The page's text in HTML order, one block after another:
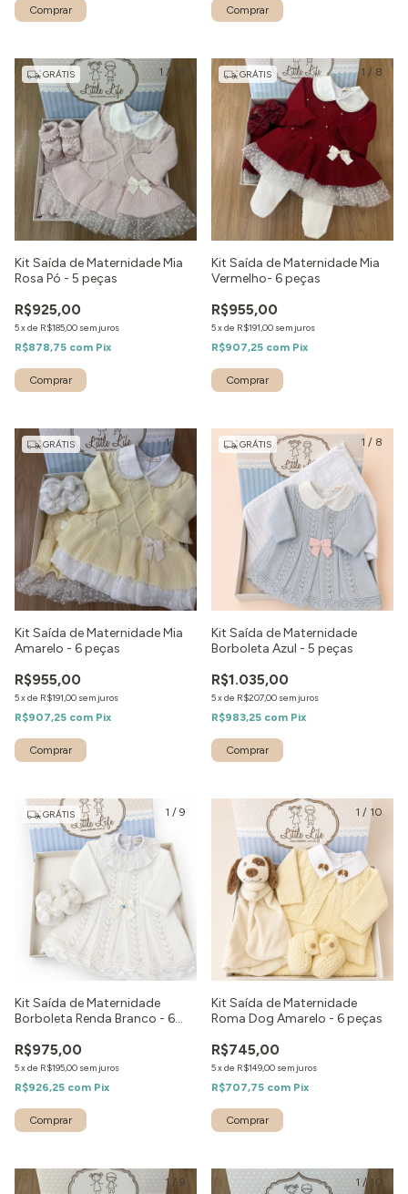
Comprar Comprar
1 / 10
GRÁTIS
Kit Saída de Maternidade Mia
Rosa Pó - 5 peças
R$925,00
5xde R$185,00 sem juros
R$878,75 com Pix
Comprar
1 / 8
GRÁTIS
Kit Saída de Maternidade Mia
Vermelho- 6 peças
R$955,00
5xde R$191,00 sem juros
R$907,25 com Pix
Comprar
1/ 9
GRÁTIS
Kit Saída de Maternidade Mia
Amarelo - 6 peças
R$955,00
5xde R$191,00 sem juros
R$907,25 com Pix
Comprar
1 / 8
GRÁTIS
Kit Saída de Maternidade
Borboleta Azul - 5 peças
R$1.035,00
5xde R$207,00 sem juros
R$983,25 com Pix
Comprar
1 / 9
GRÁTIS
Kit Saída de Maternidade
Borboleta Renda Branco - 6
R$975,00
5xde R$195,00 sem juros
R$926,25 com Pix
Comprar
1 / 10
Kit Saída de Maternidade
Roma Dog Amarelo - 6 peças
R$745,00
5xde R$149,00 sem juros
R$707,75 com Pix
Comprar
1 / 9 1 / 10